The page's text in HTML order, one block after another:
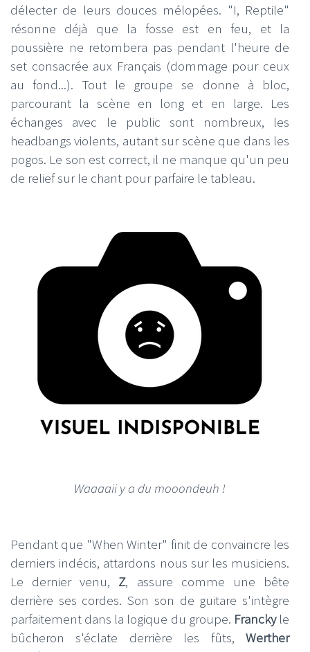
délecter de leurs douces mélopées. "I, Reptile"
résonne déjà que la fosse est en feu, et la
poussière ne retombera pas pendant l'heure de
set consacrée aux Français (dommage pour ceux
au fond...). Tout le groupe se donne à bloc,
parcourant la scène en long et en large. Les
échanges avec le public sont nombreux, les
headbangs violents, autant sur scène que dans les
pogos. Le son est correct, il ne manque qu'un peu
de relief sur le chant pour parfaire le tableau.
Waaaaii y a du mooondeuh !
Pendant que "When Winter" finit de convaincre les
derniers indécis, attardons nous sur les musiciens.
Le dernier venu, Z, assure comme une bête
derrière ses cordes. Son son de guitare s'intègre
parfaitement dans la logique du groupe. Franckyle
bûcheron s'éclate derrière les fûts, Werther